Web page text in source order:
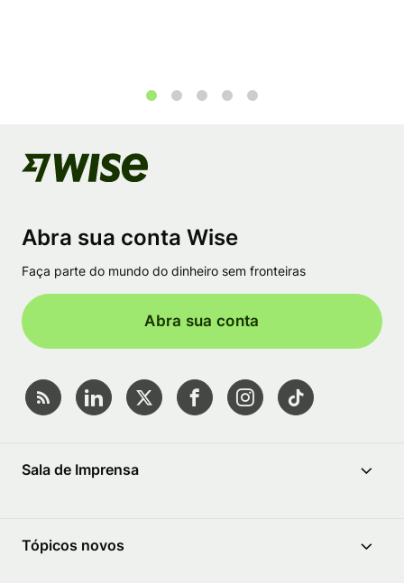
Abra sua conta Wise
Faça parte do mundo do dinheiro sem fronteiras
Abra sua conta
Sala de Imprensa
Tópicos novos